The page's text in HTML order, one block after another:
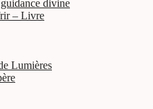
divine
– Livre
Lumières